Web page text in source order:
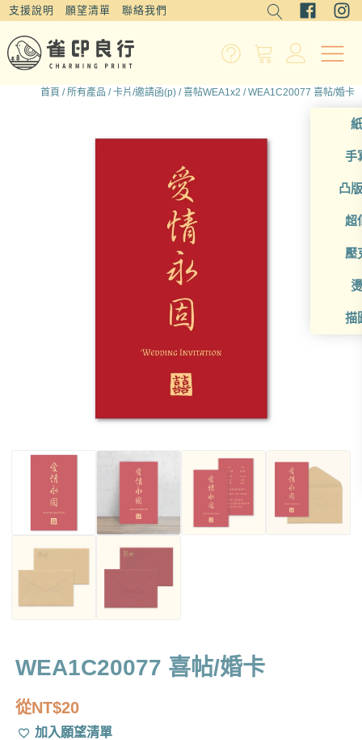
支援說明 願望清單 聯絡我們
手
凸
超
壓
描
首頁 /所有產品 /卡片/邀請函(p) /喜帖WEA1x2 / WEA1C20077 喜帖/婚卡
WEA1C20077 喜帖/婚卡
從NT$20
加入願望清單